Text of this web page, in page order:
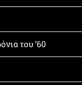
του ’60